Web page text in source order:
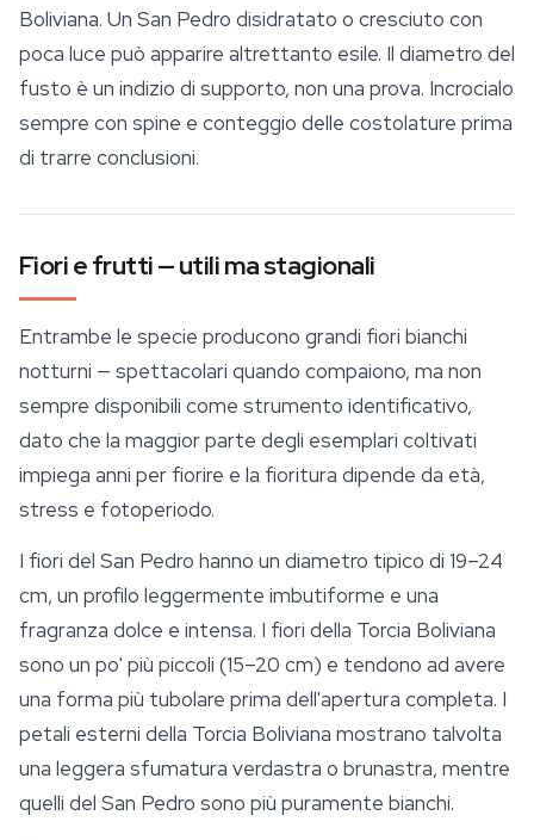
Boliviana. Un San Pedro disidratato o cresciuto con
poca luce può apparire altrettanto esile. Il diametro del
fusto è un indizio di supporto, non una prova. Incrocialo
sempre con spine e conteggio delle costolature prima
di trarre conclusioni.
Fiori e frutti — utili ma stagionali
Entrambe le specie producono grandi fiori bianchi
notturni — spettacolari quando compaiono, ma non
sempre disponibili come strumento identificativo,
dato che la maggior parte degli esemplari coltivati
impiega anni per fiorire e la fioritura dipende da età,
stress e fotoperiodo.
I fiori del San Pedro hanno un diametro tipico di 19–24
cm, un profilo leggermente imbutiforme e una
fragranza dolce e intensa. I fiori della Torcia Boliviana
sono un po' più piccoli (15–20 cm) e tendono ad avere
una forma più tubolare prima dell'apertura completa. I
petali esterni della Torcia Boliviana mostrano talvolta
una leggera sfumatura verdastra o brunastra, mentre
quelli del San Pedro sono più puramente bianchi.